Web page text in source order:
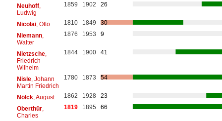
Neuhoff,
Ludwig
1859 1902 26
Nicolai, Otto 1810 1849
30
Niemann,
Walter
1876 1953 9
Nietzsche,
Friedrich
Wilhelm
1844 1900 41
Nisle, Johann
Martin Friedrich
1780 1873 54
Nölck, August 1862 1928
23
Oberthür,
Charles
1819 1895 66